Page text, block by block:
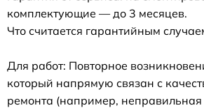
комплектующие — до 3 месяцев.
Что считается гарантийным
Для работ: Повторное
который напрямую связан с
ремонта (например, неправильная